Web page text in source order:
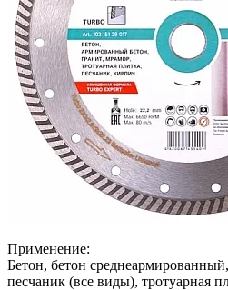
Применение:
Бетон, бетон
песчаник (все виды), тротуарная